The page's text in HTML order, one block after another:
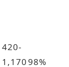
420-
1,17098%